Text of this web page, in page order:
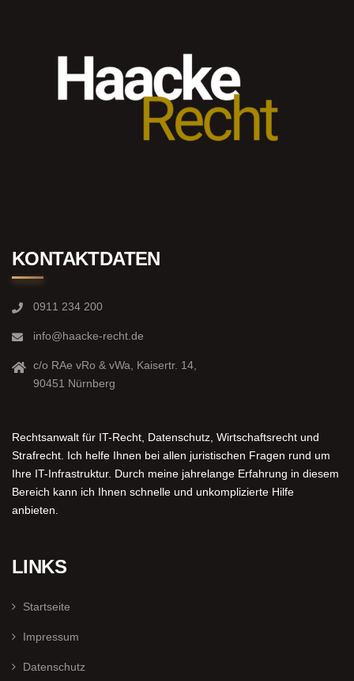
KONTAKTDATEN
0911 234 200
info@haacke-recht.de
c/o RAe vRo & vWa, Kaisertr. 14,
90451 Nürnberg
Rechtsanwalt für IT-Recht, Datenschutz, Wirtschaftsrecht und
Strafrecht. Ich helfe Ihnen bei allen juristischen Fragen rund um
Ihre IT-Infrastruktur. Durch meine jahrelange Erfahrung in diesem
Bereich kann ich Ihnen schnelle und unkomplizierte Hilfe
anbieten.
LINKS
Startseite
Impressum
Datenschutz